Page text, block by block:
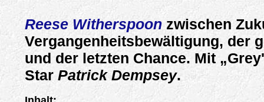
Reese Witherspoon zwischen
Vergangenheitsbewältigung, der
und der letzten Chance. Mit
Star Patrick Dempsey.